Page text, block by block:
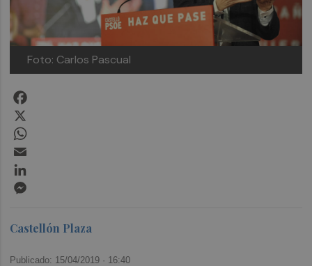
Foto: Carlos Pascual
Castellón Plaza
Publicado: 15/04/2019 · 16:40